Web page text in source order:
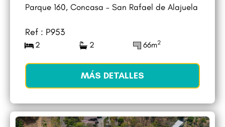
Parque 160, Concasa – San Rafael de Alajuela
Ref : P953
2 2 66m2
MÁS DETALLES